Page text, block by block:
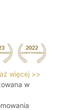
więcej >>
w